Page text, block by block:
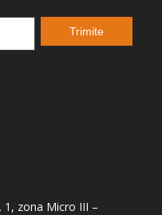
1, zona Micro III –